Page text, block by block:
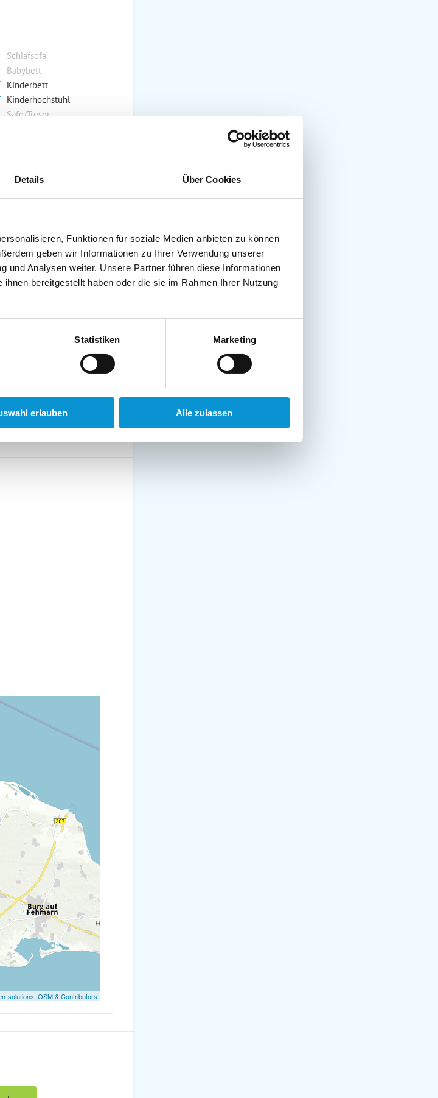
Details Über Cookies
Funktionen für soziale Medien anbieten zu können
geben wir Informationen zu Ihrer Verwendung unserer
und Analysen weiter. Unsere Partner führen diese Informationen
bereitgestellt haben oder die sie im Rahmen Ihrer Nutzung
Statistiken Marketing
erlauben Alle zulassen
Schlafsofa
Babybett
Kinderbett
Kinderhochstuhl
Safe/Tresor
Grill
Halbpension möglich
solutions, OSM & Contributors